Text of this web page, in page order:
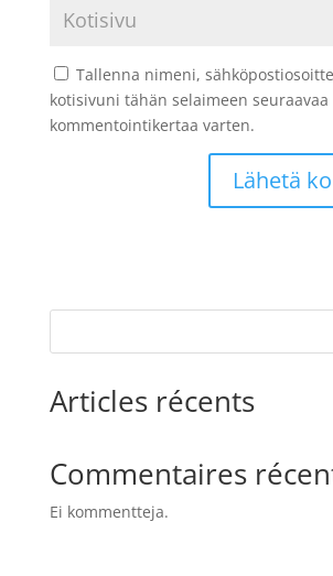
Tallenna nimeni,
kotisivuni tähän selaimeen seuraavaa
kommentointikertaa varten.
Articles récents
Commentaires
Ei kommentteja.